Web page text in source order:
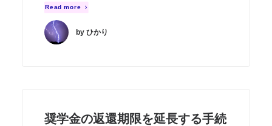
Read more
by ひかり
奨学金の返還期限を延長する手続